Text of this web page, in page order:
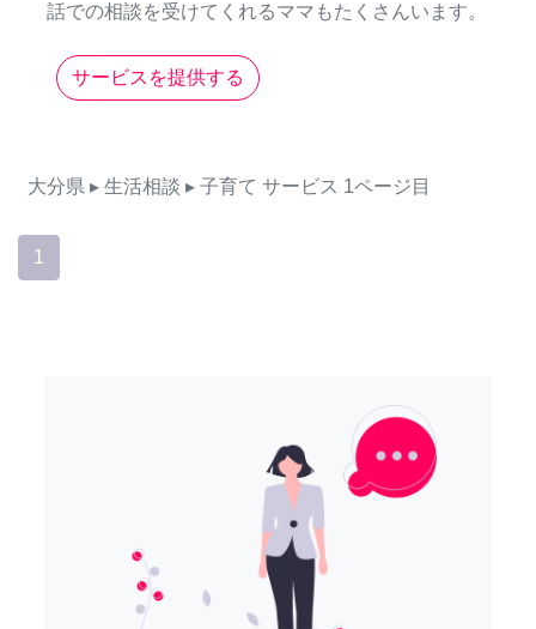
話での相談を受けてくれるママもたくさんいます。
サービスを提供する
大分県 ▸ 生活相談 ▸ 子育て サービス 1ページ目
1